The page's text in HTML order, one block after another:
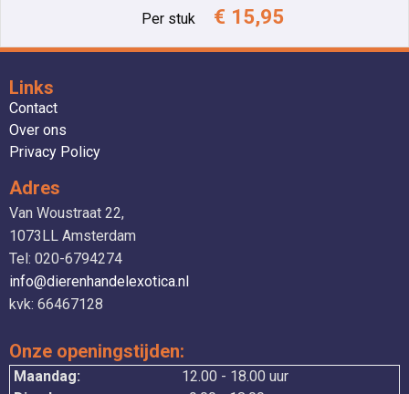
Per stuk
€ 15,95
Links
Contact
Over ons
Privacy Policy
Adres
Van Woustraat 22,
1073LL Amsterdam
Tel: 020-6794274
info@dierenhandelexotica.nl
kvk: 66467128
Onze openingstijden:
Maandag:
12.00 - 18.00 uur